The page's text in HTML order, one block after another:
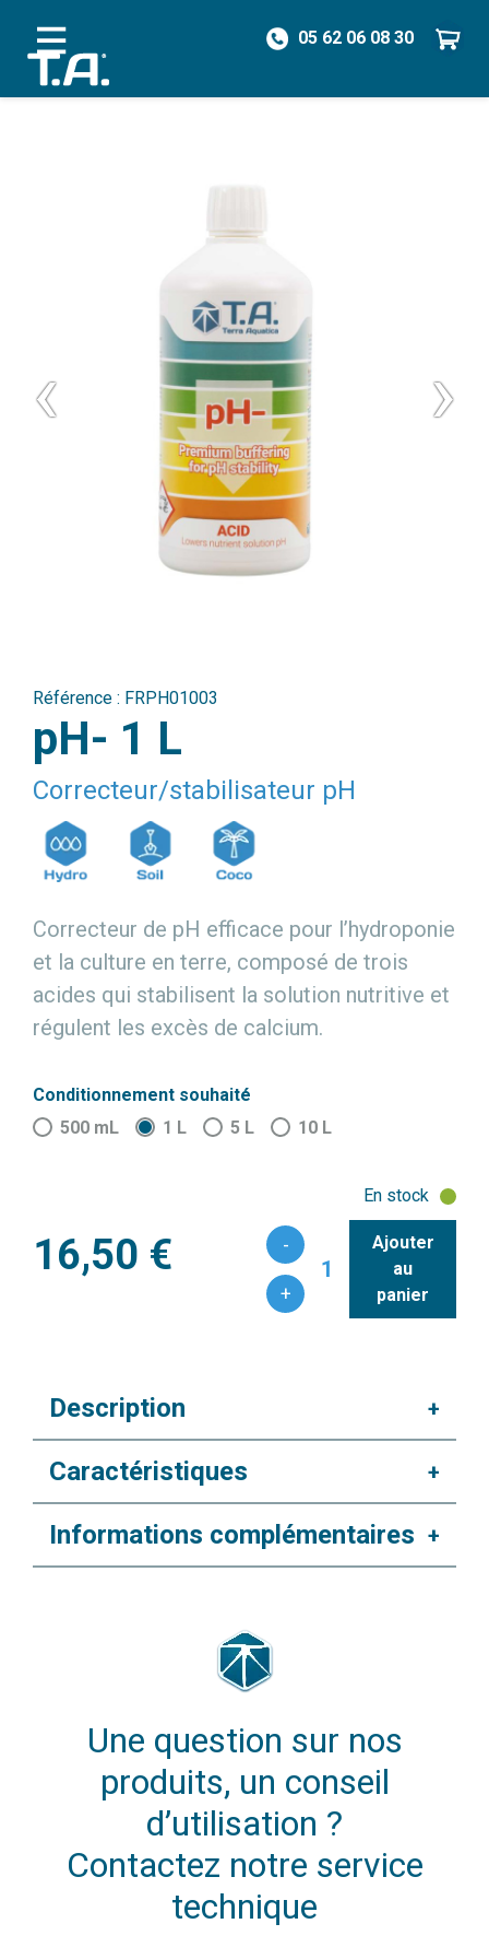
05 62 06 08 30
/ Hydroponie
‹ ›
Référence : FRPH01003
pH- 1 L
Correcteur/stabilisateur pH
Correcteur de pH efficace pour l’hydroponie
et la culture en terre, composé de trois
acides qui stabilisent la solution nutritive et
régulent les excès de calcium.
Conditionnement souhaité
500 mL
1 L 5 L 10 L
16,50 €
En stock
Ajouter
au
panier
-
+
1
Description +
Caractéristiques +
Informations complémentaires +
Une question sur nos
produits, un conseil
d’utilisation ?
Contactez notre service
technique